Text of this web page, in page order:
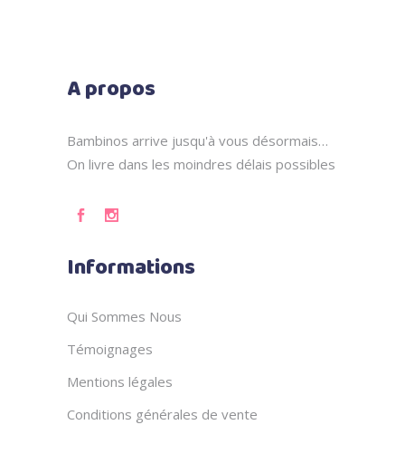
A propos
Bambinos arrive jusqu'à vous désormais…
On livre dans les moindres délais possibles
Informations
Qui Sommes Nous
Témoignages
Mentions légales
Conditions générales de vente